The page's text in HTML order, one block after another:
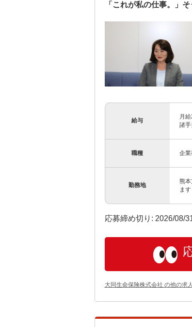
「これが私の仕事。」
給与
月
諸
職種 企業
勤務地
熊
ま
応募締め切り: 2026/08/
大同生命保険株式会社 の他の求